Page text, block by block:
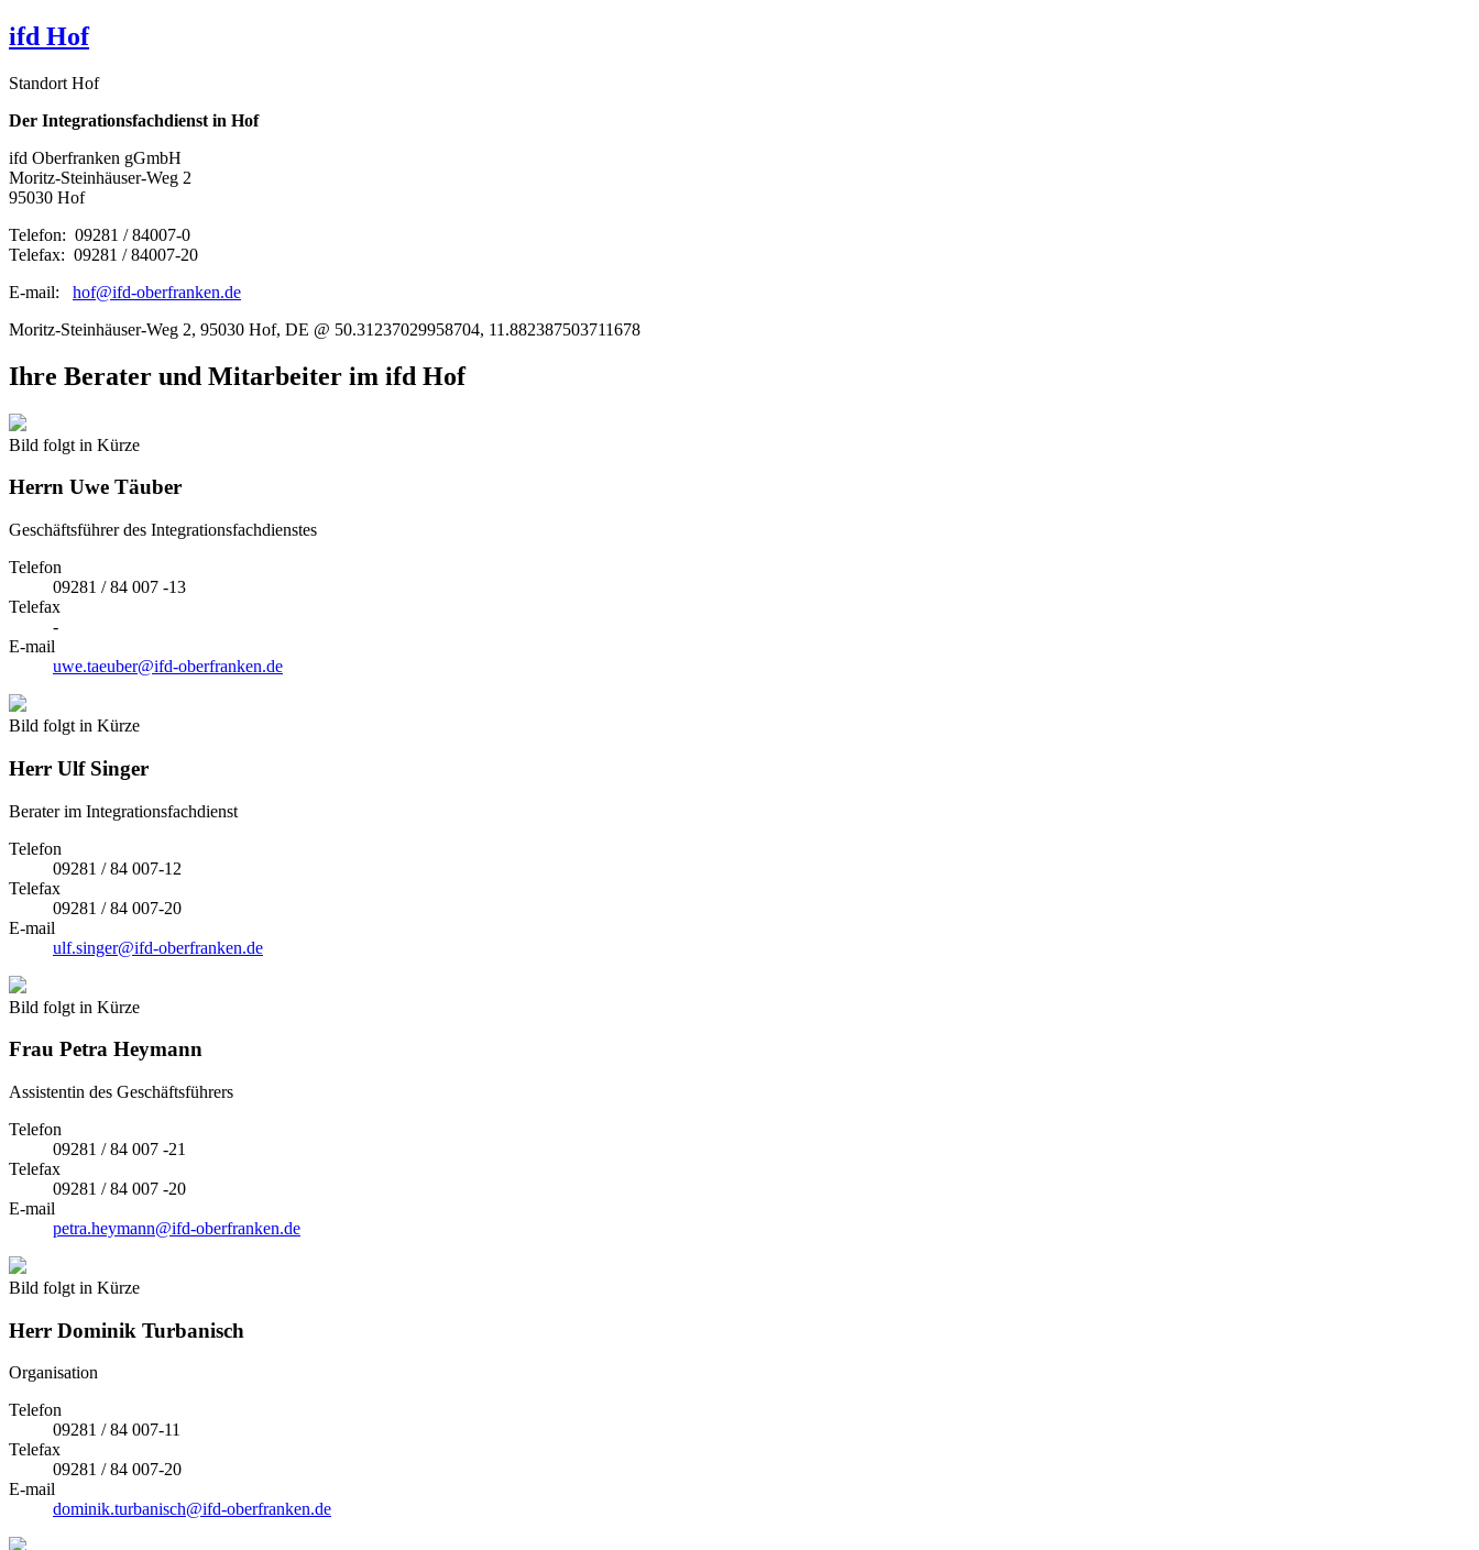
ifd Hof
Standort Hof
Der Integrationsfachdienst in Hof
ifd Oberfranken gGmbH
Moritz-Steinhäuser-Weg 2
95030 Hof
Telefon: 09281 / 84007-0
Telefax: 09281 / 84007-20
E-mail: hof@ifd-oberfranken.de
Moritz-Steinhäuser-Weg 2, 95030 Hof, DE @ 50.31237029958704, 11.882387503711678
Ihre Berater und Mitarbeiter im ifd Hof
Bild folgt in Kürze
Herrn Uwe Täuber
Geschäftsführer des Integrationsfachdienstes
Telefon
09281 / 84 007 -13
Telefax
-
E-mail
uwe.taeuber@ifd-oberfranken.de
Bild folgt in Kürze
Herr Ulf Singer
Berater im Integrationsfachdienst
Telefon
09281 / 84 007-12
Telefax
09281 / 84 007-20
E-mail
ulf.singer@ifd-oberfranken.de
Bild folgt in Kürze
Frau Petra Heymann
Assistentin des Geschäftsführers
Telefon
09281 / 84 007 -21
Telefax
09281 / 84 007 -20
E-mail
petra.heymann@ifd-oberfranken.de
Bild folgt in Kürze
Herr Dominik Turbanisch
Organisation
Telefon
09281 / 84 007-11
Telefax
09281 / 84 007-20
E-mail
dominik.turbanisch@ifd-oberfranken.de